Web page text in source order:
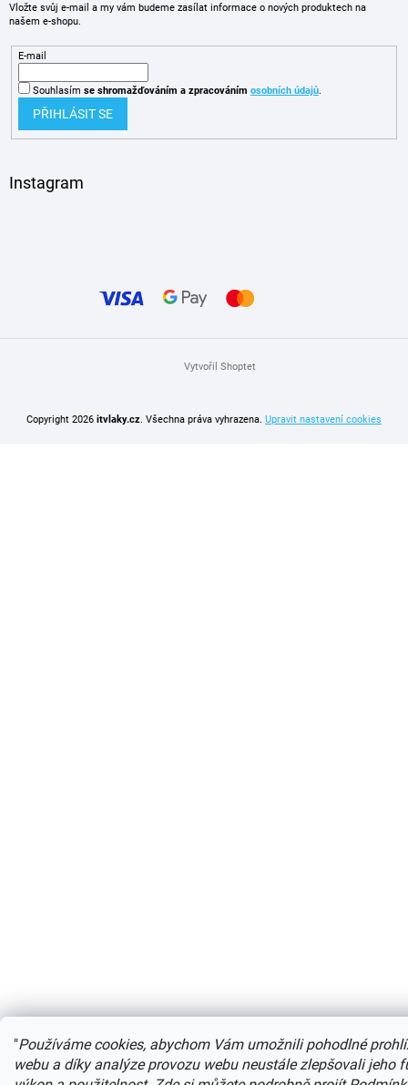
"Používáme cookies, abychom Vám umožnili pohodlné
webu a díky analýze provozu webu neustále zlepšovali jeho
Vložte svůj e-mail a my vám budeme zasílat informace o nových produktech na
našem e-shopu.
E-mail
Souhlasím se shromažďováním a zpracováním osobních údajů.
PŘIHLÁSIT SE
Instagram
Vytvořil Shoptet
Copyright 2026 itvlaky.cz. Všechna práva vyhrazena. Upravit nastavení cookies